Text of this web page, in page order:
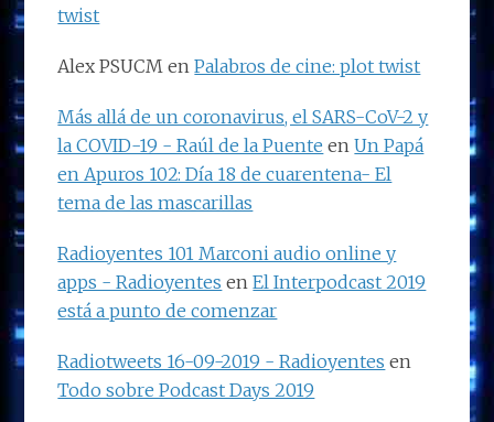
twist
Alex PSUCM enPalabros de cine: plot twist
Más allá de un coronavirus, el SARS-CoV-2 y
la COVID-19 - Raúl de la Puente enUn Papá
en Apuros 102: Día 18 de cuarentena- El
tema de las mascarillas
Radioyentes 101 Marconi audio online y
apps - Radioyentes enEl Interpodcast 2019
está a punto de comenzar
Radiotweets 16-09-2019 - Radioyentes en
Todo sobre Podcast Days 2019